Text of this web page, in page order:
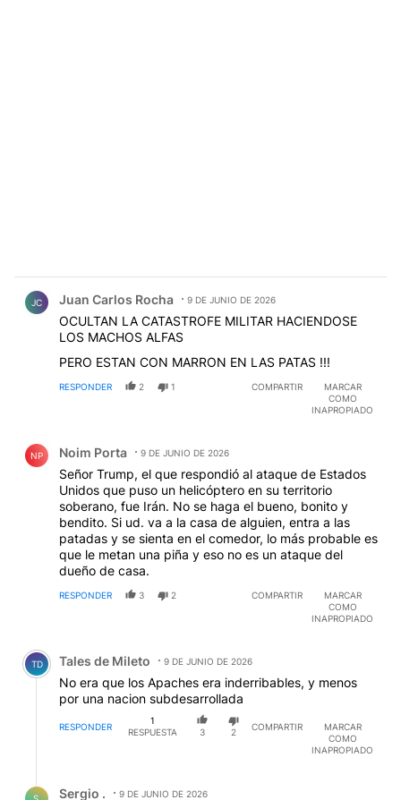
JC Juan Carlos Rocha 9 DE JUNIO DE 2026
OCULTAN LA CATASTROFE MILITAR HACIENDOSE
LOS MACHOS ALFAS
PERO ESTAN CON MARRON EN LAS PATAS !!!
RESPONDER 2 1 COMPARTIR
MARCAR
COMO
INAPROPIADO
NP Noim Porta 9 DE JUNIO DE 2026
Señor Trump, el que respondió al ataque de Estados
Unidos que puso un helicóptero en su territorio
soberano, fue Irán. No se haga el bueno, bonito y
bendito. Si ud. va a la casa de alguien, entra a las
patadas y se sienta en el comedor, lo más probable es
que le metan una piña y eso no es un ataque del
dueño de casa.
RESPONDER 3 2 COMPARTIR
MARCAR
COMO
INAPROPIADO
Comentario de Tales de Mileto.
TD Tales de Mileto 9 DE JUNIO DE 2026
No era que los Apaches era inderribables, y menos
por una nacion subdesarrollada
RESPONDER
1
RESPUESTA
3 2
COMPARTIR
MARCAR
COMO
INAPROPIADO
Sergio .
9 DE JUNIO DE 2026